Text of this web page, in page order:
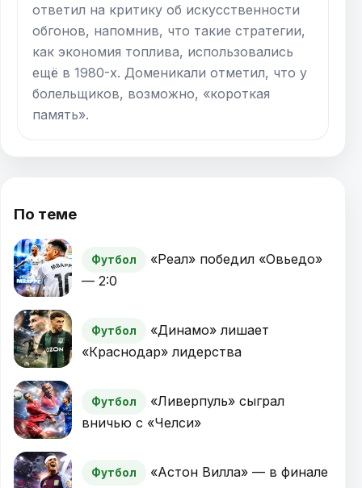
ответил на критику об искусственности
обгонов, напомнив, что такие стратегии,
как экономия топлива, использовались
ещё в 1980-х. Доменикали отметил, что у
болельщиков, возможно, «короткая
память».
По теме
Футбол
«Реал» победил «Овьедо»
— 2:0
Футбол
«Динамо» лишает
«Краснодар» лидерства
Футбол
«Ливерпуль» сыграл
вничью с «Челси»
Футбол
«Астон Вилла» — в финале